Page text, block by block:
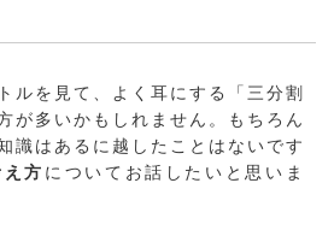
ルを見て、よく耳にする「三分割
が多いかもしれません。もちろん
識はあるに越したことはないです
方 についてお話したいと思いま